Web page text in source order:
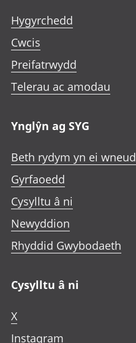
Hygyrchedd
Cwcis
Preifatrwydd
Telerau ac amodau
Ynglŷn ag SYG
Beth rydym yn ei wneud
Gyrfaoedd
Cysylltu â ni
Newyddion
Rhyddid Gwybodaeth
Cysylltu â ni
X
Instagram